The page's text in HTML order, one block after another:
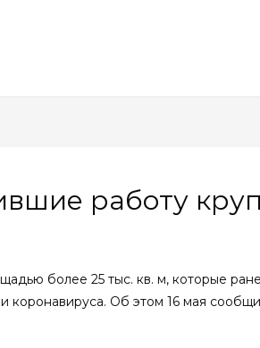
работу
более 25 тыс. кв. м, которые
коронавируса. Об этом 16 мая